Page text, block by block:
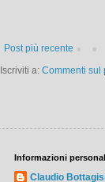
Post più recente
Iscriviti a: Commenti sul
Informazioni
Claudio